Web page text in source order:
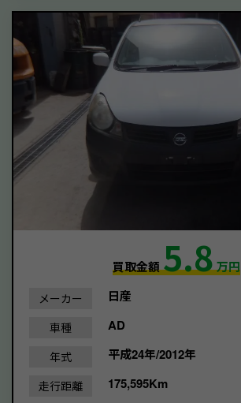
買取金額5.8万円
メーカー 日産
車種 AD
年式 平成24年/2012年
走行距離 175,595Km